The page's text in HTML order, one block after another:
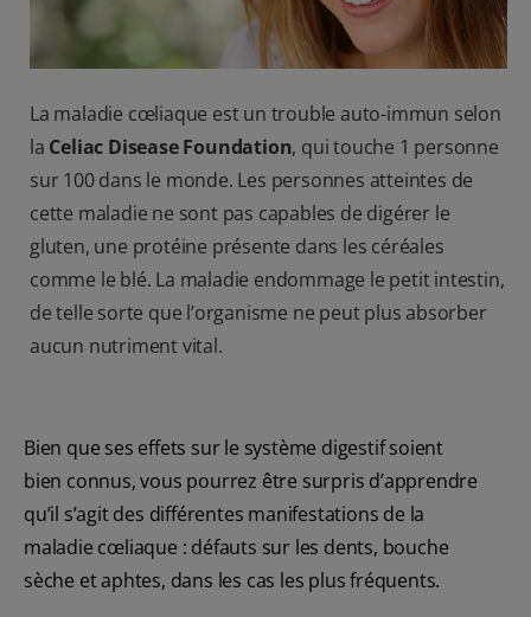
La maladie cœliaque est un trouble auto-immun selon
la Celiac Disease Foundation, qui touche 1 personne
sur 100 dans le monde. Les personnes atteintes de
cette maladie ne sont pas capables de digérer le
gluten, une protéine présente dans les céréales
comme le blé. La maladie endommage le petit intestin,
de telle sorte que l’organisme ne peut plus absorber
aucun nutriment vital.
Bien que ses effets sur le système digestif soient
bien connus, vous pourrez être surpris d’apprendre
qu’il s’agit des différentes manifestations de la
maladie cœliaque : défauts sur les dents, bouche
sèche et aphtes, dans les cas les plus fréquents.